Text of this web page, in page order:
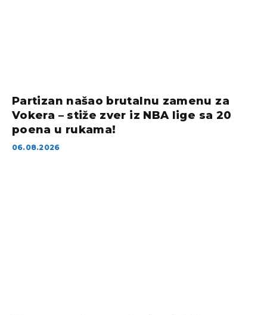
Partizan našao brutalnu zamenu za
Vokera – stiže zver iz NBA lige sa 20
poena u rukama!
06.08.2026